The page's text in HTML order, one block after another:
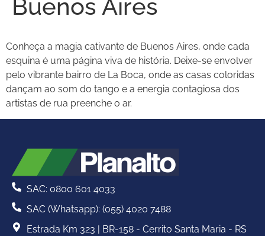
Buenos Aires
Conheça a magia cativante de Buenos Aires, onde cada
esquina é uma página viva de história. Deixe-se envolver
pelo vibrante bairro de La Boca, onde as casas coloridas
dançam ao som do tango e a energia contagiosa dos
artistas de rua preenche o ar.
SAC: 0800 601 4033
SAC (Whatsapp): (055) 4020 7488
Estrada Km 323 | BR-158 - Cerrito Santa Maria - RS